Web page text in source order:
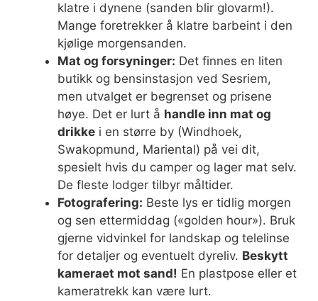
klatre i dynene (sanden blir glovarm!).
Mange foretrekker å klatre barbeint i den
kjølige morgensanden.
Mat og forsyninger: Det finnes en liten
butikk og bensinstasjon ved Sesriem,
men utvalget er begrenset og prisene
høye. Det er lurt å handle inn mat og
drikke i en større by (Windhoek,
Swakopmund, Mariental) på vei dit,
spesielt hvis du camper og lager mat selv.
De fleste lodger tilbyr måltider.
Fotografering: Beste lys er tidlig morgen
og sen ettermiddag («golden hour»). Bruk
gjerne vidvinkel for landskap og telelinse
for detaljer og eventuelt dyreliv. Beskytt
kameraet mot sand! En plastpose eller et
kameratrekk kan være lurt.